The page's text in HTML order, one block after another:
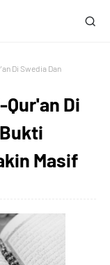
Di Swedia Dan
Di
Masif